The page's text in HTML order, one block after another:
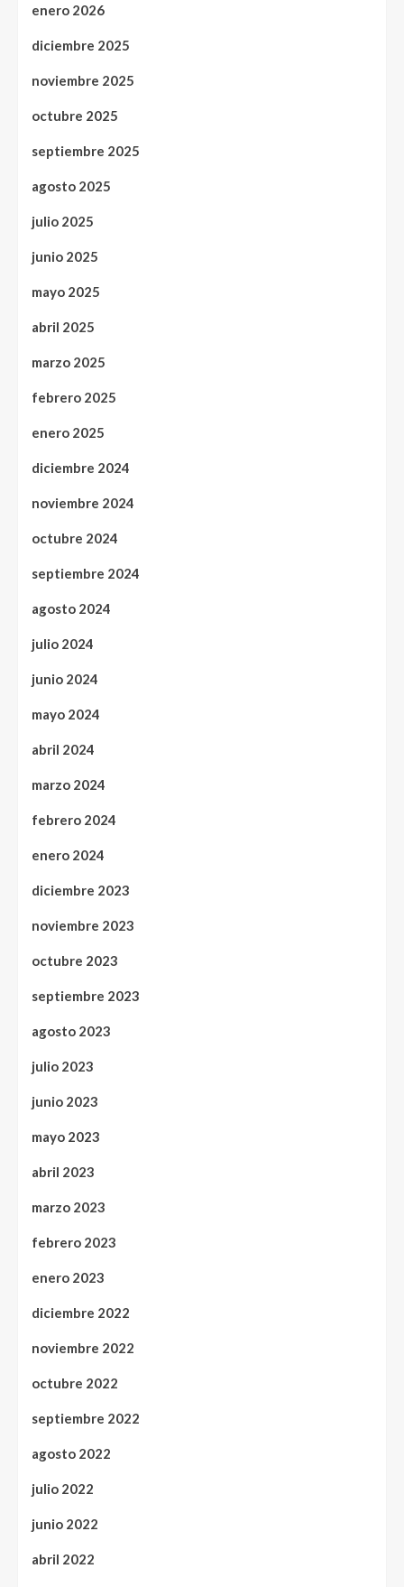
enero 2026
diciembre 2025
noviembre 2025
octubre 2025
septiembre 2025
agosto 2025
julio 2025
junio 2025
mayo 2025
abril 2025
marzo 2025
febrero 2025
enero 2025
diciembre 2024
noviembre 2024
octubre 2024
septiembre 2024
agosto 2024
julio 2024
junio 2024
mayo 2024
abril 2024
marzo 2024
febrero 2024
enero 2024
diciembre 2023
noviembre 2023
octubre 2023
septiembre 2023
agosto 2023
julio 2023
junio 2023
mayo 2023
abril 2023
marzo 2023
febrero 2023
enero 2023
diciembre 2022
noviembre 2022
octubre 2022
septiembre 2022
agosto 2022
julio 2022
junio 2022
abril 2022